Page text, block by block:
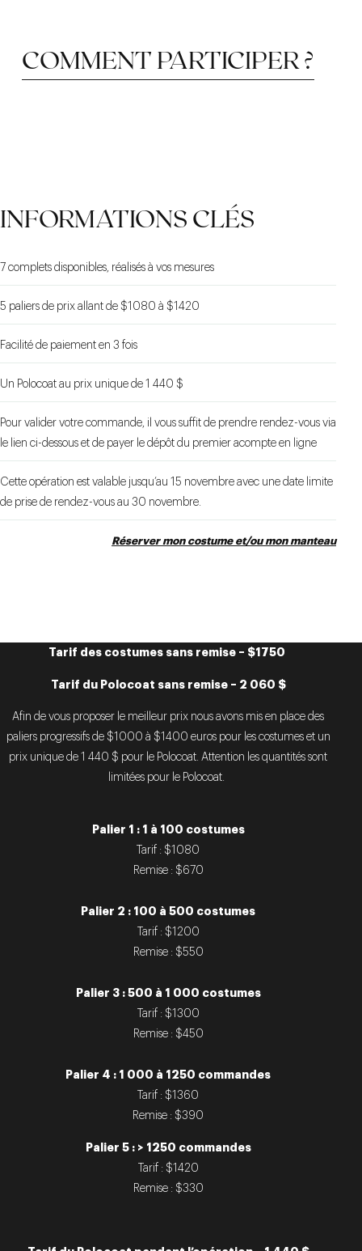
COMMENT PARTICIPER ?
FAITES VOTRE CHOIX
NE PERDEZ PAS DE
TEMPS
RENDEZ-VOUS EN
BOUTIQUE
INFORMATIONS CLÉS
7 complets disponibles, réalisés à vos mesures
5 paliers de prix allant de $1080 à $1420
Facilité de paiement en 3 fois
Un Polocoat au prix unique de 1 440 $
Pour valider votre commande, il vous suffit de prendre rendez-vous via
le lien ci-dessous et de payer le dépôt du premier acompte en ligne
Cette opération est valable jusqu’au 15 novembre avec une date limite
de prise de rendez-vous au 30 novembre.
Réserver mon costume et/ou mon manteau
Tarif des costumes sans remise – $1750
Tarif du Polocoat sans remise – 2 060 $
Afin de vous proposer le meilleur prix nous avons mis en place des
paliers progressifs de $1000 à $1400 euros pour les costumes et un
prix unique de 1 440 $ pour le Polocoat. Attention les quantités sont
limitées pour le Polocoat.
Palier 1 : 1 à 100 costumes
Tarif : $1080
Remise : $670
Palier 2 : 100 à 500 costumes
Tarif : $1200
Remise : $550
Palier 3 : 500 à 1 000 costumes
Tarif : $1300
Remise : $450
Palier 4 : 1 000 à 1250 commandes
Tarif : $1360
Remise : $390
Palier 5 : > 1250 commandes
Tarif : $1420
Remise : $330